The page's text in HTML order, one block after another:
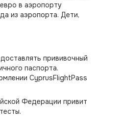
в аэропорту
из аэропорта. Дети,
прививочный
паспорта.
CyprusFlightPass
Федерации привит